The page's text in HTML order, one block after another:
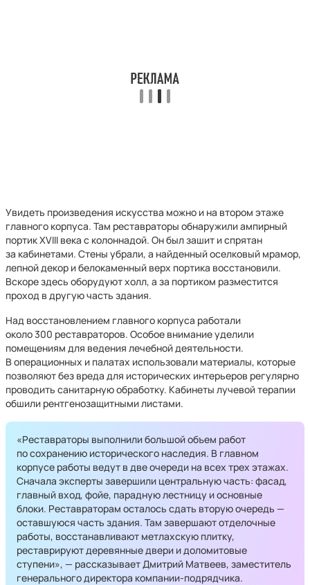
Увидеть произведения искусства можно и на втором этаже
главного корпуса. Там реставраторы обнаружили ампирный
портик XVIII века с колоннадой. Он был зашит и спрятан
за кабинетами. Стены убрали, а найденный оселковый мрамор,
лепной декор и белокаменный верх портика восстановили.
Вскоре здесь оборудуют холл, а за портиком разместится
проход в другую часть здания.
Над восстановлением главного корпуса работали
около 300 реставраторов. Особое внимание уделили
помещениям для ведения лечебной деятельности.
В операционных и палатах использовали материалы, которые
позволяют без вреда для исторических интерьеров регулярно
проводить санитарную обработку. Кабинеты лучевой терапии
обшили рентгенозащитными листами.
«Реставраторы выполнили большой объем работ
по сохранению исторического наследия. В главном
корпусе работы ведут в две очереди на всех трех этажах.
Сначала эксперты завершили центральную часть: фасад,
главный вход, фойе, парадную лестницу и основные
блоки. Реставраторам осталось сдать вторую очередь —
оставшуюся часть здания. Там завершают отделочные
работы, восстанавливают метлахскую плитку,
реставрируют деревянные двери и доломитовые
ступени», — рассказывает Дмитрий Матвеев, заместитель
генерального директора компании-подрядчика.